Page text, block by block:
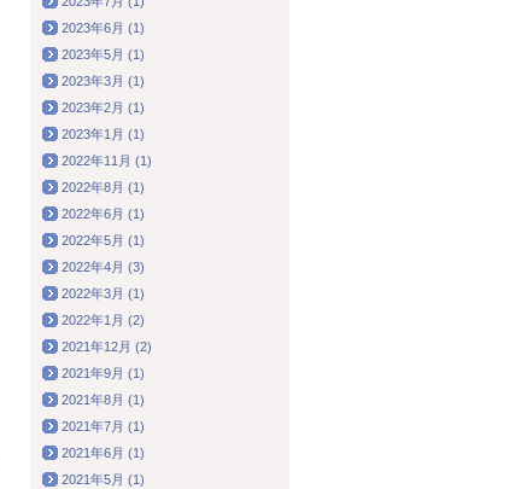
2023年6月 (1)
2023年5月 (1)
2023年3月 (1)
2023年2月 (1)
2023年1月 (1)
2022年11月 (1)
2022年8月 (1)
2022年6月 (1)
2022年5月 (1)
2022年4月 (3)
2022年3月 (1)
2022年1月 (2)
2021年12月 (2)
2021年9月 (1)
2021年8月 (1)
2021年7月 (1)
2021年6月 (1)
2021年5月 (1)